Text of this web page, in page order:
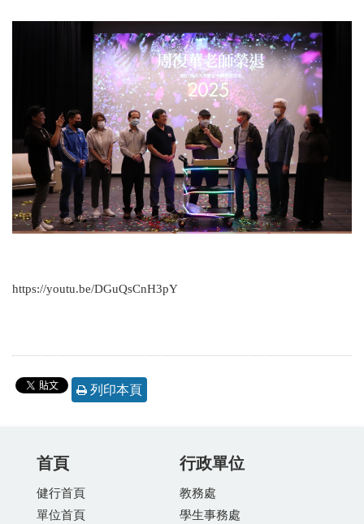
https://youtu.be/DGuQsCnH3pY
列印本頁
首頁
健行首頁
單位首頁
行政單位
教務處
學生事務處